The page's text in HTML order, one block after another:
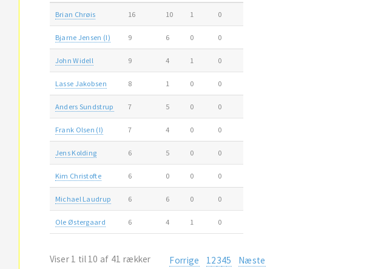
Brian Chrøis 16 10 1 0
Bjarne Jensen (I) 9 6 0 0
John Widell 9 4 1 0
Lasse Jakobsen 8 1 0 0
Anders Sundstrup 7 5 0 0
Frank Olsen (I) 7 4 0 0
Jens Kolding 6 5 0 0
Kim Christofte 6 0 0 0
Michael Laudrup 6 6 0 0
Ole Østergaard 6 4 1 0
Viser 1 til 10 af 41 rækker Forrige 1 2345 Næste